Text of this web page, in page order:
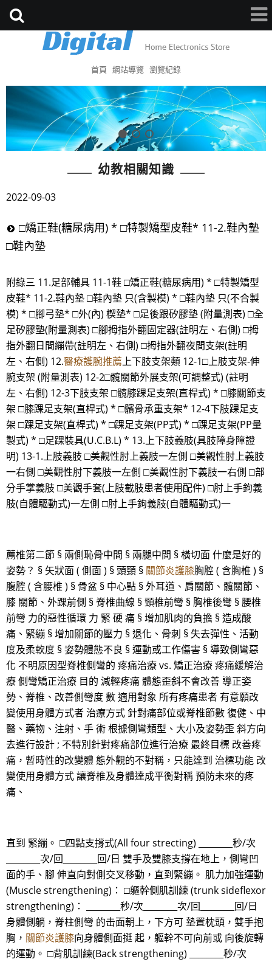
首頁 網站導覽 瀏覽紀錄
幼教相關知識
2022-09-03
□矯正鞋(糖尿病用) * □特製矯型皮鞋* 11-2.鞋內墊
□鞋內墊
附錄三 11.足部輔具 11-1鞋 □矯正鞋(糖尿病用) * □特製矯型
皮鞋* 11-2.鞋內墊 □鞋內墊 只(含製模) * □鞋內墊 只(不合製
模) * □腳弓墊* □外(內) 楔墊* □足後跟矽膠墊 (附量測表) □全
足矽膠墊(附量測表) □腳拇指外翻固定器(註明左、右側) □拇
指外翻日間繃帶(註明左、右側) □拇指外翻夜間支架(註明
左、右側) 12.醫療護腕推薦上下肢支架類 12-1□上肢支架-伸
腕支架 (附量測表) 12-2□髖關節外展支架(可調整式) (註明
左、右側) 12-3下肢支架 □髖膝踝足支架(直桿式) * □膝關節支
架 □膝踝足支架(直桿式) * □髕骨承重支架* 12-4下肢踝足支
架 □踝足支架(直桿式) * □踝足支架(PP式) * □踝足支架(PP量
製式) * □足踝裝具(U.C.B.L) * 13.上下肢義肢(具肢障身障證
明) 13-1.上肢義肢 □美觀性肘上義肢一左側 □美觀性肘上義肢
一右側 □美觀性肘下義肢一左側 □美觀性肘下義肢一右側 □部
分手掌義肢 □美觀手套(上肢截肢患者使用配件) □肘上手鉤義
肢(自體驅動式)一左側 □肘上手鉤義肢(自體驅動式)一
薦椎第二節 § 兩側恥骨中間 § 兩腿中間 § 橫切面 什麼是好的
姿勢？ § 矢狀面 ( 側面 ) § 頭頸 § 關節炎護膝胸腔 ( 含胸椎 ) §
腹腔 ( 含腰椎 ) § 骨盆 § 中心點 § 外耳道、肩關節、髖關節、
膝 關節、外踝前側 § 脊椎曲線 § 頸椎前彎 § 胸椎後彎 § 腰椎
前彎 力的惡性循環 力 緊 硬 痛 § 增加肌肉的負擔 § 造成酸
痛、緊繃 § 增加關節的壓力 § 退化、骨刺 § 失去彈性、活動
度及柔軟度 § 姿勢體態不良 § 運動或工作傷害 § 導致側彎惡
化 不明原因型脊椎側彎的 疼痛治療 vs. 矯正治療 疼痛緩解治
療 側彎矯正治療 目的 減輕疼痛 體態歪斜不會改善 導正姿
勢、脊椎、改善側彎度 數 適用對象 所有疼痛患者 有意願改
變使用身體方式者 治療方式 針對痛部位或脊椎節數 復健、中
醫、藥物、注射、手 術 根據側彎類型、大小及姿勢歪 斜方向
去進行設計 ; 不特別針對疼痛部位進行治療 最終目標 改善疼
痛，暫時性的改變體 態外觀的不對稱，只能達到 治標功能 改
變使用身體方式 讓脊椎及身體達成平衡對稱 預防未來的疼
痛、
直到 緊繃。 □四點支撐式(All four strecting) ________秒/次
________次/回________回/日 雙手及雙膝支撐在地上，側彎凹
面的手、腳 伸直向對側交叉移動，直到緊繃。 肌力加強運動
(Muscle strengthening)： □軀幹側肌訓練 (trunk sideflexor
strengthening)： ________秒/次________次/回________回/日
身體側躺，脊柱側彎 的击面朝上，下方可 墊置枕頭，雙手抱
胸， 關節炎護膝向身體側面挺 起，軀幹不可向前或 向後旋轉
的運動。 □背肌訓練(Back strengthening) ________秒/次